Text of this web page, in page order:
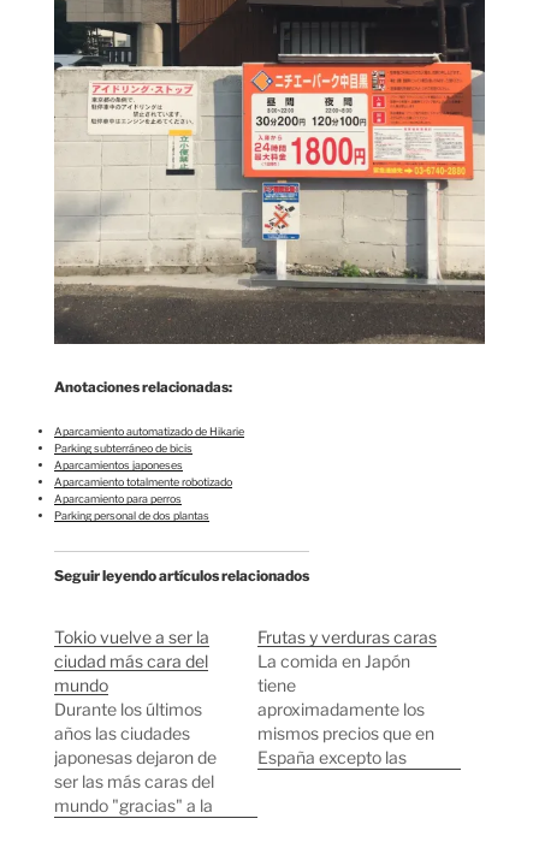
Anotaciones relacionadas:
Aparcamiento automatizado de Hikarie
Parking subterráneo de bicis
Aparcamientos japoneses
Aparcamiento totalmente robotizado
Aparcamiento para perros
Parking personal de dos plantas
Seguir leyendo artículos relacionados
Tokio vuelve a ser la
ciudad más cara del
mundo
Durante los últimos
años las ciudades
japonesas dejaron de
ser las más caras del
mundo "gracias" a la
Frutas y verduras caras
La comida en Japón
tiene
aproximadamente los
mismos precios que en
España excepto las